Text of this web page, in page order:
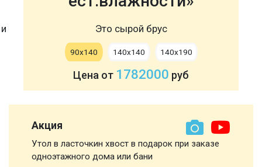
Это сырой брус
90х140 140х140 140х190
Цена от 1782000 руб
Акция
Утол в ласточкин хвост в подарок при заказе
одноэтажного дома или бани